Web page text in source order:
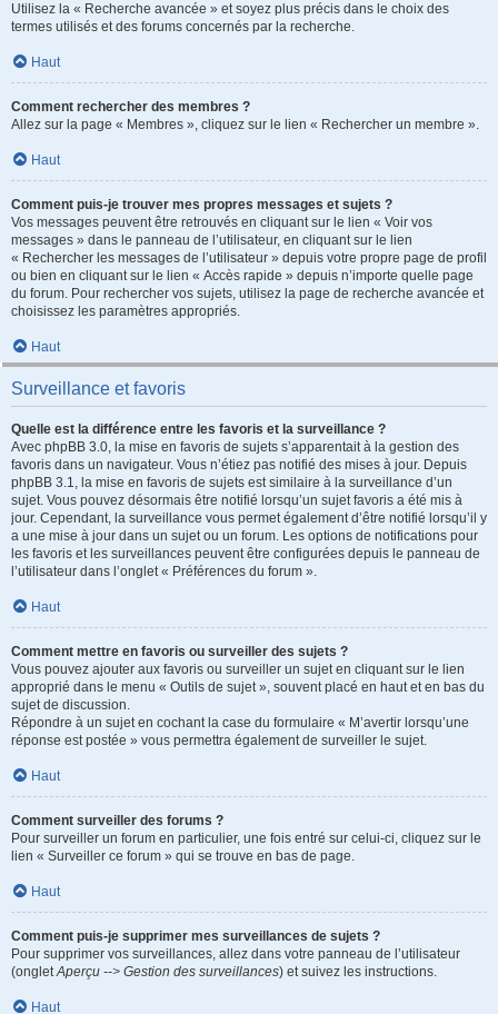
Utilisez la « Recherche avancée » et soyez plus précis dans le choix des
termes utilisés et des forums concernés par la recherche.
Haut
Comment rechercher des membres ?
Allez sur la page « Membres », cliquez sur le lien « Rechercher un membre ».
Haut
Comment puis-je trouver mes propres messages et sujets ?
Vos messages peuvent être retrouvés en cliquant sur le lien « Voir vos
messages » dans le panneau de l’utilisateur, en cliquant sur le lien
« Rechercher les messages de l’utilisateur » depuis votre propre page de profil
ou bien en cliquant sur le lien « Accès rapide » depuis n’importe quelle page
du forum. Pour rechercher vos sujets, utilisez la page de recherche avancée et
choisissez les paramètres appropriés.
Haut
Surveillance et favoris
Quelle est la différence entre les favoris et la surveillance ?
Avec phpBB 3.0, la mise en favoris de sujets s’apparentait à la gestion des
favoris dans un navigateur. Vous n’étiez pas notifié des mises à jour. Depuis
phpBB 3.1, la mise en favoris de sujets est similaire à la surveillance d’un
sujet. Vous pouvez désormais être notifié lorsqu’un sujet favoris a été mis à
jour. Cependant, la surveillance vous permet également d’être notifié lorsqu’il y
a une mise à jour dans un sujet ou un forum. Les options de notifications pour
les favoris et les surveillances peuvent être configurées depuis le panneau de
l’utilisateur dans l’onglet « Préférences du forum ».
Haut
Comment mettre en favoris ou surveiller des sujets ?
Vous pouvez ajouter aux favoris ou surveiller un sujet en cliquant sur le lien
approprié dans le menu « Outils de sujet », souvent placé en haut et en bas du
sujet de discussion.
Répondre à un sujet en cochant la case du formulaire « M’avertir lorsqu’une
réponse est postée » vous permettra également de surveiller le sujet.
Haut
Comment surveiller des forums ?
Pour surveiller un forum en particulier, une fois entré sur celui-ci, cliquez sur le
lien « Surveiller ce forum » qui se trouve en bas de page.
Haut
Comment puis-je supprimer mes surveillances de sujets ?
Pour supprimer vos surveillances, allez dans votre panneau de l’utilisateur
(ongletAperçu --> Gestion des surveillances) et suivez les instructions.
Haut